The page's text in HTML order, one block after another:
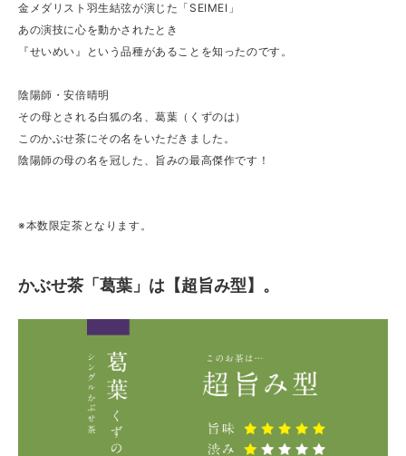
金メダリスト羽生結弦が演じた「SEIMEI」
あの演技に心を動かされたとき
『せいめい』という品種があることを知ったのです。
陰陽師・安倍晴明
その母とされる白狐の名、葛葉（くずのは）
このかぶせ茶にその名をいただきました。
陰陽師の母の名を冠した、旨みの最高傑作です！
※本数限定茶となります。
かぶせ茶「葛葉」は【超旨み型】。